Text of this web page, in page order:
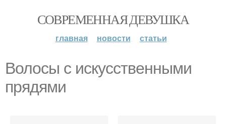
СОВРЕМЕННАЯ ДЕВУШКА
главная новости статьи
Волосы с искусственными
прядями